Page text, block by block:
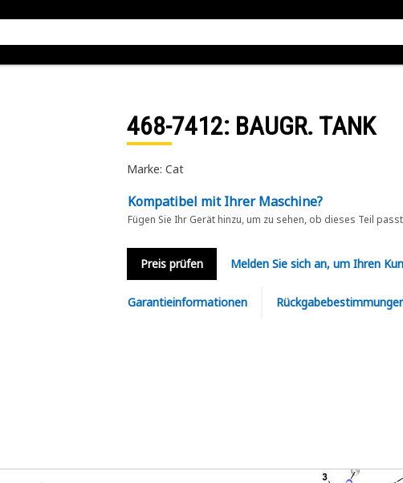
468-7412: BAUGR. TANK
Marke: Cat
Kompatibel mit Ihrer Maschine?
Fügen Sie Ihr Gerät hinzu, um zu sehen, ob dieses Teil
Preis prüfen Melden Sie sich an, um Ihren
Garantieinformationen